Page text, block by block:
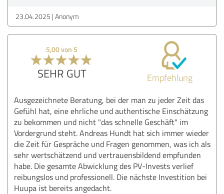
23.04.2025 Anonym
5,00 von 5
SEHR GUT Empfehlung
Ausgezeichnete Beratung, bei der man zu jeder Zeit das
Gefühl hat, eine ehrliche und authentische Einschätzung
zu bekommen und nicht "das schnelle Geschäft" im
Vordergrund steht. Andreas Hundt hat sich immer wieder
die Zeit für Gespräche und Fragen genommen, was ich als
sehr wertschätzend und vertrauensbildend empfunden
habe. Die gesamte Abwicklung des PV-Invests verlief
reibungslos und professionell. Die nächste Investition bei
Huupa ist bereits angedacht.